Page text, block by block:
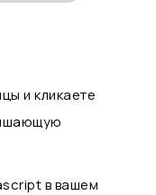
и кликаете
в вашем